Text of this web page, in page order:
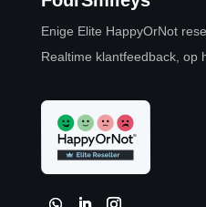
Enige Elite HappyOrNot
Realtime klantfeedback, op